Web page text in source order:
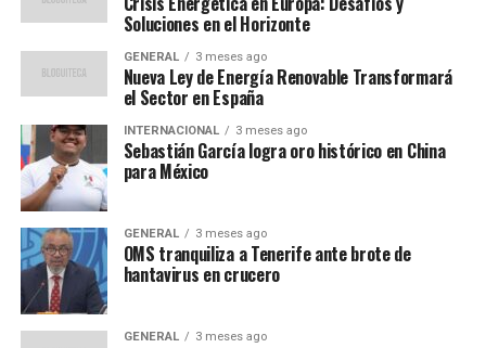
empresas, y la colaboración
con Spain AI nos va a
permitir entender mejor
cómo pueden las pymes
beneficiarse de las ventajas
que esta herramienta
ofrece”.
Noelia González, city leader de Spain AI en Valladolid,
Soluciones en el Horizonte
GENERAL 3 meses ago
Nueva Ley de Energía Renovable Transformará
el Sector en España
INTERNACIONAL 3 meses ago
Sebastián García logra oro histórico en China
para México
GENERAL 3 meses ago
OMS tranquiliza a Tenerife ante brote de
hantavirus en crucero
GENERAL 3 meses ago